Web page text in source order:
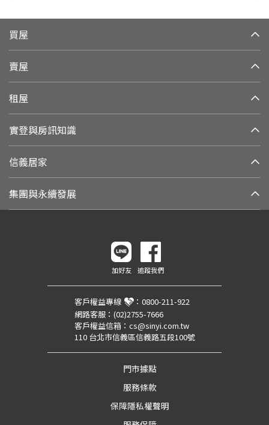
買屋
賣屋
租屋
實登與房訊知識
信義居家
集團與永續發展
加好友 追蹤我們
客戶權益專線 ： 0800-211-922
網路客服： (02)2755-7666
客戶權益信箱： cs@sinyi.com.tw
110 台北市信義區信義路五段100號
門市據點
服務條款
保障隱私權聲明